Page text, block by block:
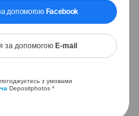
допомогою Facebook
за допомогою E-mail
з умовами
Depositphotos *